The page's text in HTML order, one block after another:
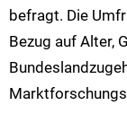
befragt. Die
Bezug auf Alter,